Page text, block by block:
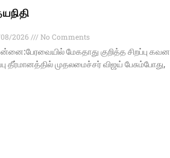
2026
No Comments
மேகதாது குறித்த சிறப்பு கவன
தீர்மானத்தில் முதலமைச்சர் விஜய் பேசும்போது,